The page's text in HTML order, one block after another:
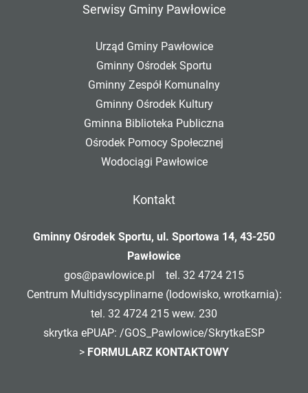
Serwisy Gminy Pawłowice
Urząd Gminy Pawłowice
Gminny Ośrodek Sportu
Gminny Zespół Komunalny
Gminny Ośrodek Kultury
Gminna Biblioteka Publiczna
Ośrodek Pomocy Społecznej
Wodociągi Pawłowice
Kontakt
Gminny Ośrodek Sportu, ul. Sportowa 14, 43-250
Pawłowice
gos@pawlowice.pl tel. 32 4724 215
Centrum Multidyscyplinarne (lodowisko, wrotkarnia):
tel. 32 4724 215 wew. 230
skrytka ePUAP: /GOS_Pawlowice/SkrytkaESP
> FORMULARZ KONTAKTOWY